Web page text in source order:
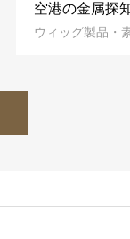
空港の金属探
か？
ウィッグ製品・